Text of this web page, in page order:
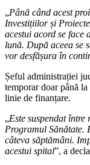
„Până când acest
Investițiilor și
acestui acord se face
lună. După aceea se
vor desfășura în
Șeful administrației
temporar doar până
linie de finanțare.
„Este suspendat
Programul Sănătate.
câteva săptămâni.
acestui spital”, a